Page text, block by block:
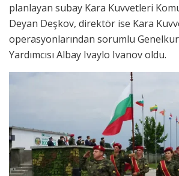
planlayan subay Kara Kuvvetleri
Deyan Deşkov, direktör ise Kara
operasyonlarından sorumlu
Yardımcısı Albay Ivaylo Ivanov oldu.